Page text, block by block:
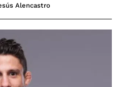
Alencastro